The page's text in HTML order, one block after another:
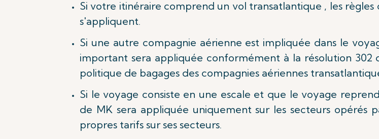
Si votre itinéraire comprend un vol transatlantique , les
s'appliquent.
Si une autre compagnie aérienne est impliquée dans le
important sera appliquée conformément à la résolution 302
politique de bagages des compagnies aériennes
Si le voyage consiste en une escale et que le voyage
de MK sera appliquée uniquement sur les secteurs opérés
propres tarifs sur ses secteurs.